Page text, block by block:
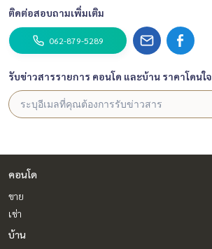
ติดต่อสอบถามเพิ่มเติม
062-879-5289
รับข่าวสารรายการ คอนโด และบ้าน ราคาโดนใจ
คอนโด
ขาย
เช่า
บ้าน